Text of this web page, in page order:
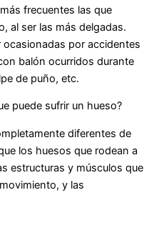
frecuentes las que
al ser las más delgadas.
por accidentes
balón ocurridos durante
de puño, etc.
puede sufrir un hueso?
diferentes de
los huesos que rodean a
estructuras y músculos que
y las